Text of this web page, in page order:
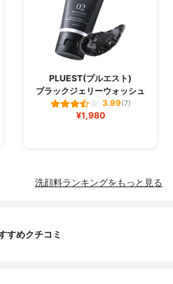
PLUEST(プルエスト)
ブラックジェリーウォッシュ
3.99(7)
¥1,980
洗顔料ランキングをもっと見る
すめクチコミ